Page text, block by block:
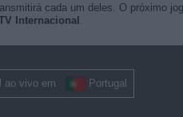
cada um deles. O próximo
Internacional .
ao vivo em Portugal